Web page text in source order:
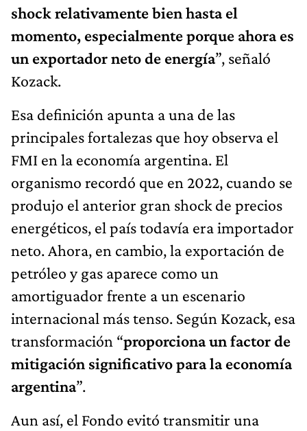
shock relativamente bien hasta el
momento, especialmente porque ahora es
un exportador neto de energía”, señaló
Kozack.
Esa definición apunta a una de las
principales fortalezas que hoy observa el
FMI en la economía argentina. El
organismo recordó que en 2022, cuando se
produjo el anterior gran shock de precios
energéticos, el país todavía era importador
neto. Ahora, en cambio, la exportación de
petróleo y gas aparece como un
amortiguador frente a un escenario
internacional más tenso. Según Kozack, esa
transformación “proporciona un factor de
mitigación significativo para la economía
argentina”.
Aun así, el Fondo evitó transmitir una